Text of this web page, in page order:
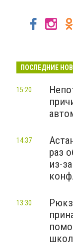
ПОСЛЕДНИЕ
15:20
раз
из-
14:37
13:30